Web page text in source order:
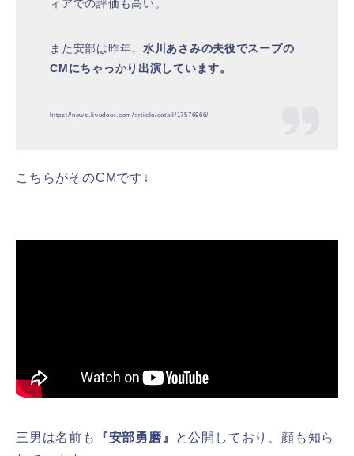
ィアでの評価も高い。
また安部は昨年、 水川あさみの夫役でスープの
CMにちゃっかり出演しています。
https://news.livedoor.com/article/detail/17576966/
こちらがそのCMです↓
三男は名前も 『安部勇磨』
と公開しており、顔も知ら